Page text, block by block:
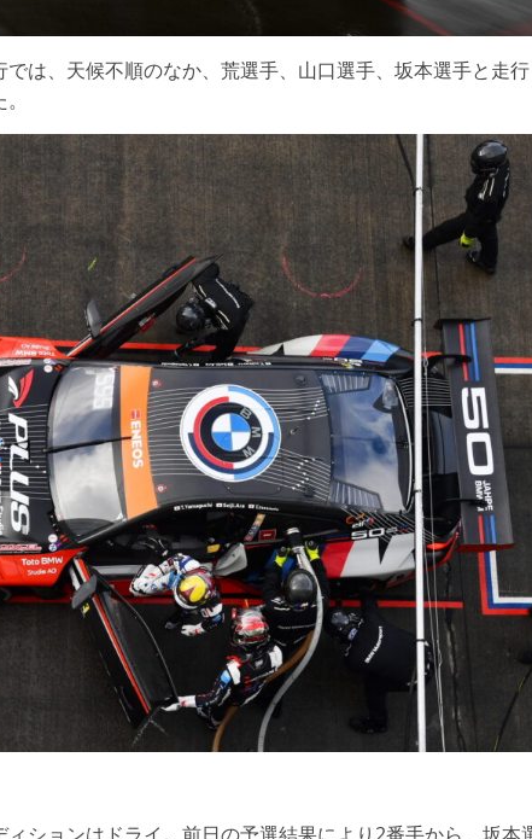
は、天候不順のなか、荒選手、山口選手、坂本選手と走